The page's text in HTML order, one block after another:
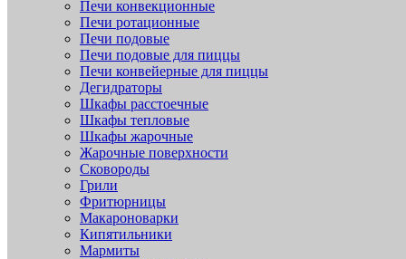
Печи конвекционные
Печи ротационные
Печи подовые
Печи подовые для пиццы
Печи конвейерные для пиццы
Дегидраторы
Шкафы расстоечные
Шкафы тепловые
Шкафы жарочные
Жарочные поверхности
Сковороды
Грили
Фритюрницы
Макароноварки
Кипятильники
Мармиты